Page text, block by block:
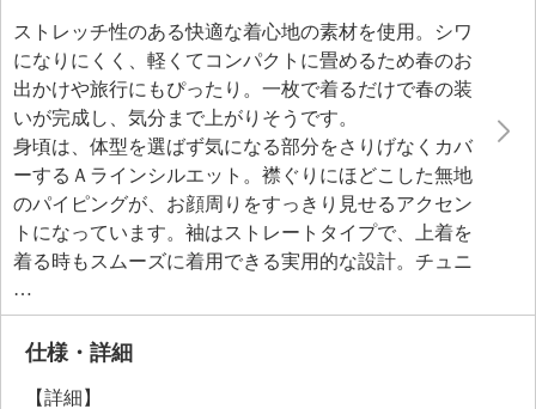
ストレッチ性のある快適な着心地の素材を使用。シワ
になりにくく、軽くてコンパクトに畳めるため春のお
出かけや旅行にもぴったり。一枚で着るだけで春の装
いが完成し、気分まで上がりそうです。
身頃は、体型を選ばず気になる部分をさりげなくカバ
ーするＡラインシルエット。襟ぐりにほどこした無地
のパイピングが、お顔周りをすっきり見せるアクセン
トになっています。袖はストレートタイプで、上着を
着る時もスムーズに着用できる実用的な設計。チュニ
ック丈のためボトムスを選ばず、幅広いスタイリング
が楽しめます。
仕様・詳細
【詳細】